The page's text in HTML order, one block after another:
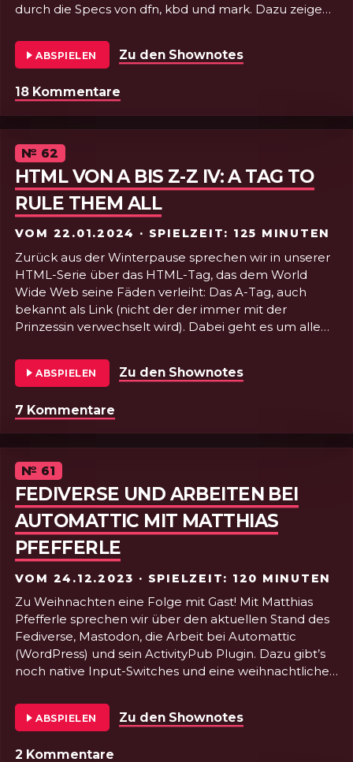
durch die Specs von dfn, kbd und mark. Dazu zeigen
hören uns wieder im Mai!
ABSPIELEN Zu den Shownotes
18 Kommentare
Episode
№ 62
HTML VON A BIS Z-Z IV: A TAG TO
RULE THEM ALL
VOM 22.01.2024 · SPIELZEIT: 125 MINUTEN
Zurück aus der Winterpause sprechen wir in unserer
HTML-Serie über das HTML-Tag, das dem World
Wide Web seine Fäden verleiht: Das A-Tag, auch
bekannt als Link (nicht der der immer mit der
Prinzessin verwechselt wird). Dabei geht es um alle
Protokolle (mailto: mit Soße und Scharf), aber auch
Barrierefreiheit, Styling und UX. Schärft eure
ABSPIELEN Zu den Shownotes
7 Kommentare
Episode
№ 61
FEDIVERSE UND ARBEITEN BEI
AUTOMATTIC MIT MATTHIAS
PFEFFERLE
VOM 24.12.2023 · SPIELZEIT: 120 MINUTEN
Zu Weihnachten eine Folge mit Gast! Mit Matthias
Pfefferle sprechen wir über den aktuellen Stand des
Fediverse, Mastodon, die Arbeit bei Automattic
(WordPress) und sein ActivityPub Plugin. Dazu gibt’s
noch native Input-Switches und eine weihnachtliche
ABSPIELEN Zu den Shownotes
2 Kommentare